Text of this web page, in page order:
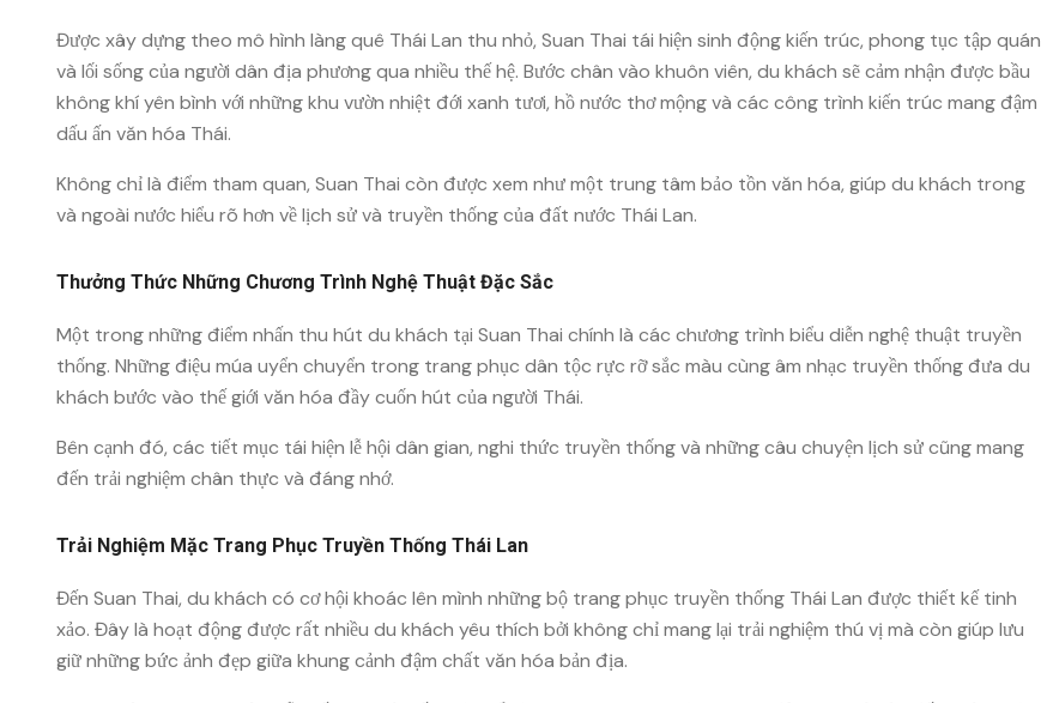
Được xây dựng theo mô hình làng quê Thái Lan thu nhỏ, Suan Thai tái hiện sinh động kiến trúc, phong tục tập quán
và lối sống của người dân địa phương qua nhiều thế hệ. Bước chân vào khuôn viên, du khách sẽ cảm nhận được bầu
không khí yên bình với những khu vườn nhiệt đới xanh tươi, hồ nước thơ mộng và các công trình kiến trúc mang đậm
dấu ấn văn hóa Thái.
Không chỉ là điểm tham quan, Suan Thai còn được xem như một trung tâm bảo tồn văn hóa, giúp du khách trong
và ngoài nước hiểu rõ hơn về lịch sử và truyền thống của đất nước Thái Lan.
Thưởng Thức Những Chương Trình Nghệ Thuật Đặc Sắc
Một trong những điểm nhấn thu hút du khách tại Suan Thai chính là các chương trình biểu diễn nghệ thuật truyền
thống. Những điệu múa uyển chuyển trong trang phục dân tộc rực rỡ sắc màu cùng âm nhạc truyền thống đưa du
khách bước vào thế giới văn hóa đầy cuốn hút của người Thái.
Bên cạnh đó, các tiết mục tái hiện lễ hội dân gian, nghi thức truyền thống và những câu chuyện lịch sử cũng mang
đến trải nghiệm chân thực và đáng nhớ.
Trải Nghiệm Mặc Trang Phục Truyền Thống Thái Lan
Đến Suan Thai, du khách có cơ hội khoác lên mình những bộ trang phục truyền thống Thái Lan được thiết kế tinh
xảo. Đây là hoạt động được rất nhiều du khách yêu thích bởi không chỉ mang lại trải nghiệm thú vị mà còn giúp lưu
giữ những bức ảnh đẹp giữa khung cảnh đậm chất văn hóa bản địa.